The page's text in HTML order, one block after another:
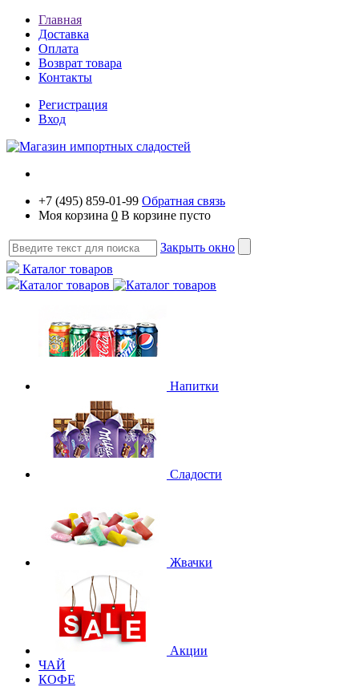
Главная
Доставка
Оплата
Возврат товара
Контакты
Регистрация
Вход
+7 (495) 859-01-99 Обратная связь
Моя корзина 0 В корзине пусто
Закрыть окно
Каталог товаров
Каталог товаров
Напитки
Сладости
Жвачки
Акции
ЧАЙ
КОФЕ